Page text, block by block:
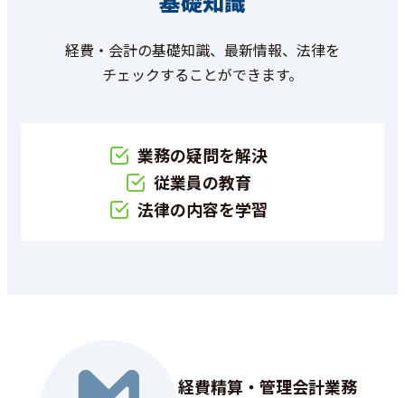
経費・会計の基礎知識、最新情報、法律を
チェックすることができます。
業務の疑問を解決
従業員の教育
法律の内容を学習
経費精算・管理会計業務